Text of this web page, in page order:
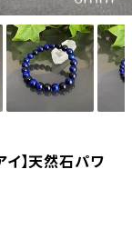
】天然石パワ